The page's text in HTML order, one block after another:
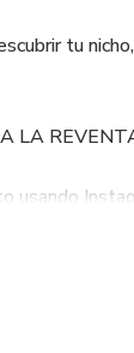
tu
LA
usando